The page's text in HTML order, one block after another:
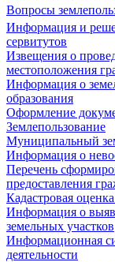
Вопросы
Информация и
сервитутов
Извещения о
местоположения
Информация о
образования
Оформление
Землепользование
Муниципальный
Информация о
Перечень
предоставления
Кадастровая
Информация о
земельных участков
Информационная
деятельности